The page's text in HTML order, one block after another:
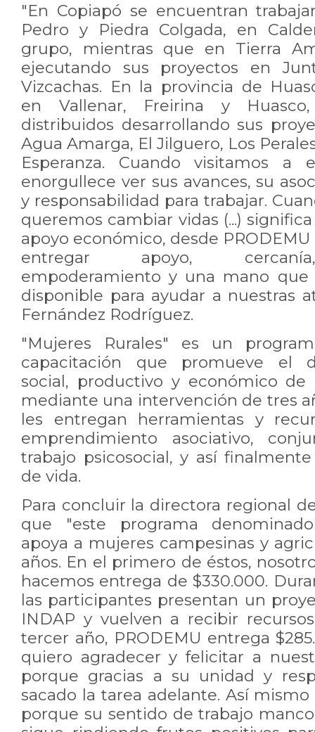
"En Copiapó se encuentran
Pedro y Piedra Colgada, en
grupo, mientras que en Tierra
ejecutando sus proyectos en
Vizcachas. En la provincia de
en Vallenar, Freirina y
distribuidos desarrollando sus
Agua Amarga, El Jilguero, Los
Esperanza. Cuando visitamos a
enorgullece ver sus avances, su
y responsabilidad para trabajar.
queremos cambiar vidas (...)
apoyo económico, desde
entregar apoyo,
empoderamiento y una mano
disponible para ayudar a nuestras
Fernández Rodríguez.
"Mujeres Rurales" es un
capacitación que promueve el
social, productivo y económico de
mediante una intervención de tres
les entregan herramientas y
emprendimiento asociativo,
trabajo psicosocial, y así
de vida.
Para concluir la directora regional
que "este programa
apoya a mujeres campesinas y
años. En el primero de éstos,
hacemos entrega de $330.000.
las participantes presentan un
INDAP y vuelven a recibir
tercer año, PRODEMU entrega
quiero agradecer y felicitar a
porque gracias a su unidad y
sacado la tarea adelante. Así
porque su sentido de trabajo